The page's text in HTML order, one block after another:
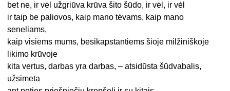
bet ne, ir vėl užgriūva krūva šito šūdo, ir vėl, ir vėl
ir taip be paliovos, kaip mano tėvams, kaip mano
seneliams,
kaip visiems mums, besikapstantiems šioje milžiniškoje
likimo krūvoje
kita vertus, darbas yra darbas, – atsidūsta šūdvabalis,
užsimeta